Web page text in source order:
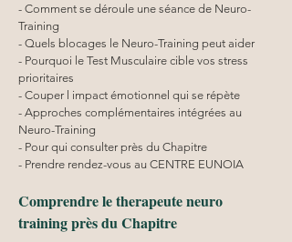
- Comment se déroule une séance de Neuro-
Training
- Quels blocages le Neuro-Training peut aider
- Pourquoi le Test Musculaire cible vos stress
prioritaires
- Couper l impact émotionnel qui se répète
- Approches complémentaires intégrées au
Neuro-Training
- Pour qui consulter près du Chapitre
- Prendre rendez-vous au CENTRE EUNOIA
Comprendre le therapeute neuro
training près du Chapitre